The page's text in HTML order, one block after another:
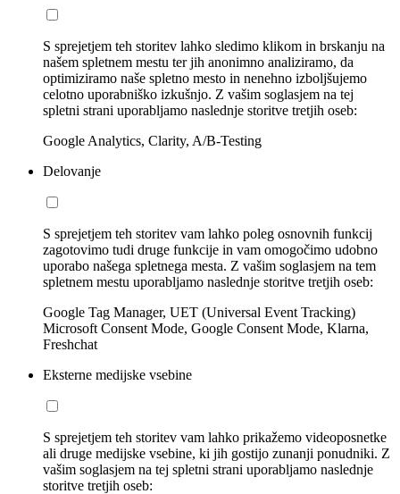
S sprejetjem teh storitev lahko sledimo klikom in brskanju na
našem spletnem mestu ter jih anonimno analiziramo, da
optimiziramo naše spletno mesto in nenehno izboljšujemo
celotno uporabniško izkušnjo. Z vašim soglasjem na tej
spletni strani uporabljamo naslednje storitve tretjih oseb:
Google Analytics, Clarity, A/B-Testing
Delovanje
S sprejetjem teh storitev vam lahko poleg osnovnih funkcij
zagotovimo tudi druge funkcije in vam omogočimo udobno
uporabo našega spletnega mesta. Z vašim soglasjem na tem
spletnem mestu uporabljamo naslednje storitve tretjih oseb:
Google Tag Manager, UET (Universal Event Tracking)
Microsoft Consent Mode, Google Consent Mode, Klarna,
Freshchat
Eksterne medijske vsebine
S sprejetjem teh storitev vam lahko prikažemo videoposnetke
ali druge medijske vsebine, ki jih gostijo zunanji ponudniki. Z
vašim soglasjem na tej spletni strani uporabljamo naslednje
storitve tretjih oseb: